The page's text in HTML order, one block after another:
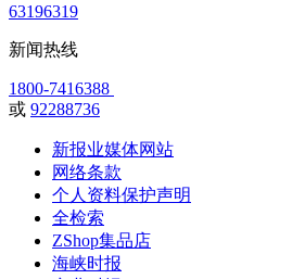
63196319
新闻热线
1800-7416388
或 92288736
新报业媒体网站
网络条款
个人资料保护声明
全检索
ZShop集品店
海峡时报